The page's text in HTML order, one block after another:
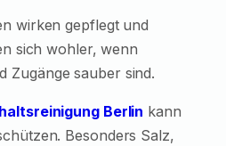
wirken gepflegt und
sich wohler, wenn
Zugänge sauber sind.
Berlin kann
Besonders Salz,